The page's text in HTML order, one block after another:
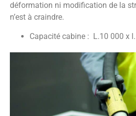
déformation ni modification de la
n’est à craindre.
Capacité cabine : L.10 000 x